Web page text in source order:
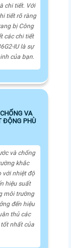
chi tiết. Với
tiết rõ ràng
bị Công
các chi tiết
IU là sự
của bạn.
VA
ĐỘNG PHÙ
và chống
khắc
với nhiệt độ
hiệu suất
môi trường
đến hiệu
thủ các
nhất của